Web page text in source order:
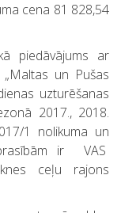
cena 81 828,54
piedāvājums ar
un Pušas
uzturēšanas
2017., 2018.
1 nolikuma un
ir VAS
ceļu rajons